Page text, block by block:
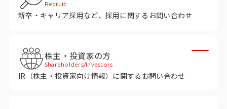
モニタリング／フォローに関する課題
事例紹介
Recruit
新卒・キャリア採用など、採用に関するお問い合わせ
株主・投資家の方
Shareholders/Investors
IR（株主・投資家向け情報）に関するお問い合わせ